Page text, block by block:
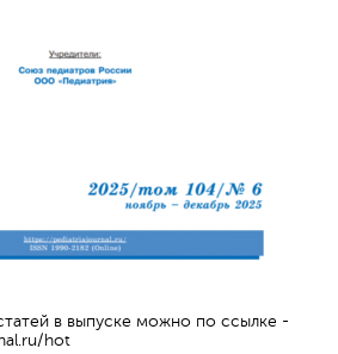
в выпуске можно по ссылке -
hot